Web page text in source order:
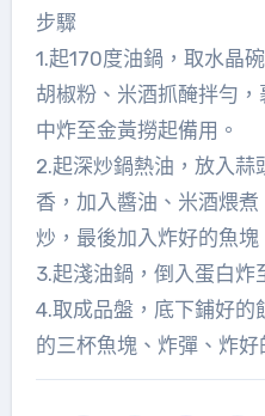
步驟
1.起170度油鍋，取水晶
胡椒粉、米酒抓醃拌勻
中炸至金黃撈起備用。
2.起深炒鍋熱油，放入蒜
香，加入醬油、米酒煨
炒，最後加入炸好的魚塊
3.起淺油鍋，倒入蛋白炸
4.取成品盤，底下鋪好的
的三杯魚塊、炸彈、炸好